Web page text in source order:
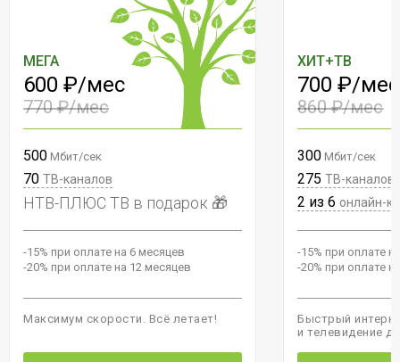
МЕГА
600 ₽/мес
770 ₽/мес
500 Мбит/сек
70 ТВ-каналов
НТВ-ПЛЮС ТВ в подарок 🎁
-15% при оплате на 6 месяцев
-20% при оплате на 12 месяцев
Максимум скорости. Всё летает!
ХИТ+ТВ
700 ₽/мес
860 ₽/мес
300 Мбит/сек
275ТВ-каналов
2 из 6 онлайн-
-15% при оплате
-20% при оплате
Быстрый
и телевидение